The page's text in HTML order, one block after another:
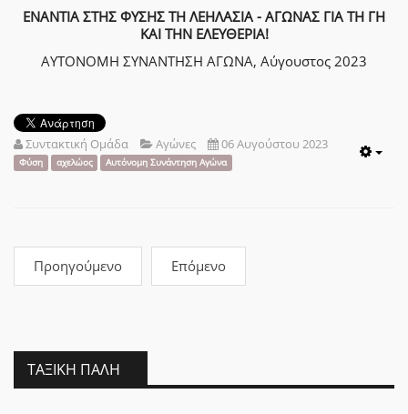
ΕΝΑΝΤΙΑ ΣΤΗΣ ΦΥΣΗΣ ΤΗ ΛΕΗΛΑΣΙΑ - ΑΓΩΝΑΣ ΓΙΑ ΤΗ ΓΗ
ΚΑΙ ΤΗΝ ΕΛΕΥΘΕΡΙΑ!
ΑΥΤΟΝΟΜΗ ΣΥΝΑΝΤΗΣΗ ΑΓΩΝΑ, Αύγουστος 2023
Συντακτική Ομάδα Αγώνες 06 Αυγούστου 2023
Φύση αχελώος Αυτόνομη Συνάντηση Αγώνα
Προηγούμενο Επόμενο
ΤΑΞΙΚΉ ΠΆΛΗ